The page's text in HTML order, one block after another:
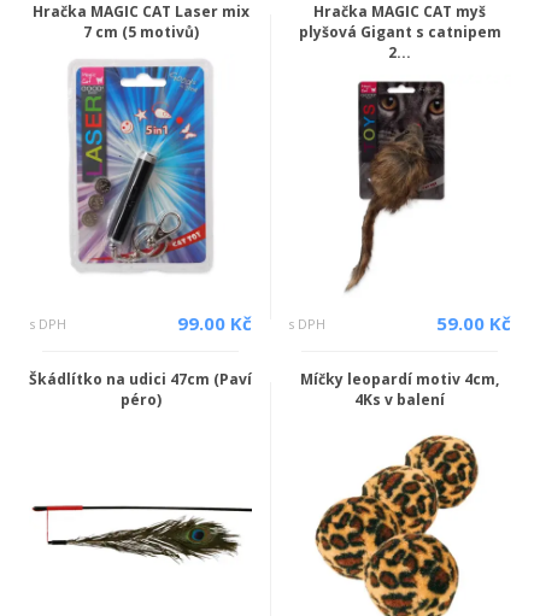
Hračka MAGIC CAT Laser mix
7 cm (5 motivů)
s DPH 99.00 Kč
Hračka MAGIC CAT myš
plyšová Gigant s catnipem
2...
s DPH 59.00 Kč
Škádlítko na udici 47cm (Paví
péro)
Míčky leopardí motiv 4cm,
4Ks v balení